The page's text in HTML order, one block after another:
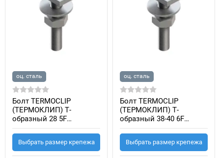
оц. сталь
Болт TERMOCLIP
(ТЕРМОКЛИП) T-
образный 28 5F
оцинкованная сталь 5.8
Выбрать размер крепежа
оц. сталь
Болт TERMOCLIP
(ТЕРМОКЛИП) T-
образный 38-40 6F
оцинкованная сталь 5.8
Выбрать размер крепежа